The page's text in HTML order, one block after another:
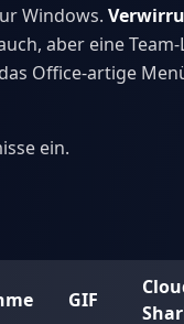
Windows.
aber eine Team-
Office-artige
ein.
GIF